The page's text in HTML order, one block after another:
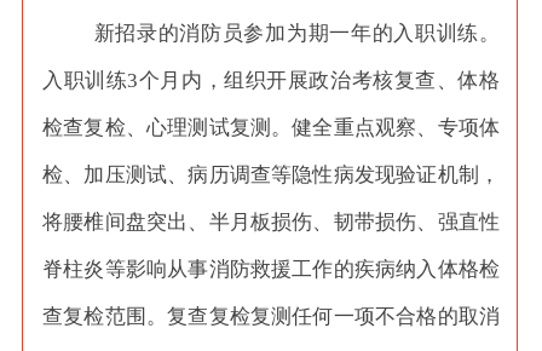
新招录的消防员参加为期一年的入职训练。
入职训练3个月内，组织开展政治考核复查、体格
检查复检、心理测试复测。健全重点观察、专项体
检、加压测试、病历调查等隐性病发现验证机制，
将腰椎间盘突出、半月板损伤、韧带损伤、强直性
脊柱炎等影响从事消防救援工作的疾病纳入体格检
查复检范围。复查复检复测任何一项不合格的取消